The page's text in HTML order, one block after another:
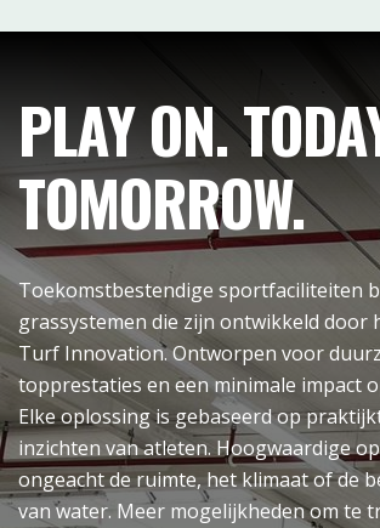
PLAY ON.
TOMORROW.
Toekomstbestendige sportfaciliteiten
grassystemen die zijn ontwikkeld door
Turf Innovation. Ontworpen voor
topprestaties en een minimale impact
Elke oplossing is gebaseerd op
inzichten van atleten. Hoogwaardige
ongeacht de ruimte, het klimaat of de
van water. Meer mogelijkheden om te